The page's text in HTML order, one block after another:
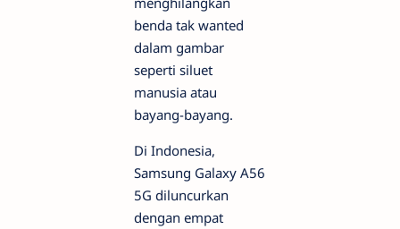
benda tak wanted
dalam gambar
seperti siluet
manusia atau
bayang-bayang.
Di Indonesia,
Samsung Galaxy A56
5G diluncurkan
dengan empat